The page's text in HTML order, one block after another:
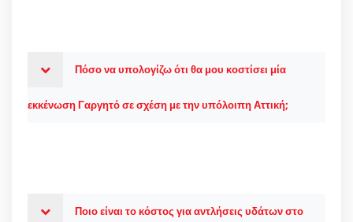
Πόσο να υπολογίζω ότι θα μου κοστίσει μία
εκκένωση Γαργητό σε σχέση με την υπόλοιπη Αττική;
Ποιο είναι το κόστος για αντλήσεις υδάτων στο